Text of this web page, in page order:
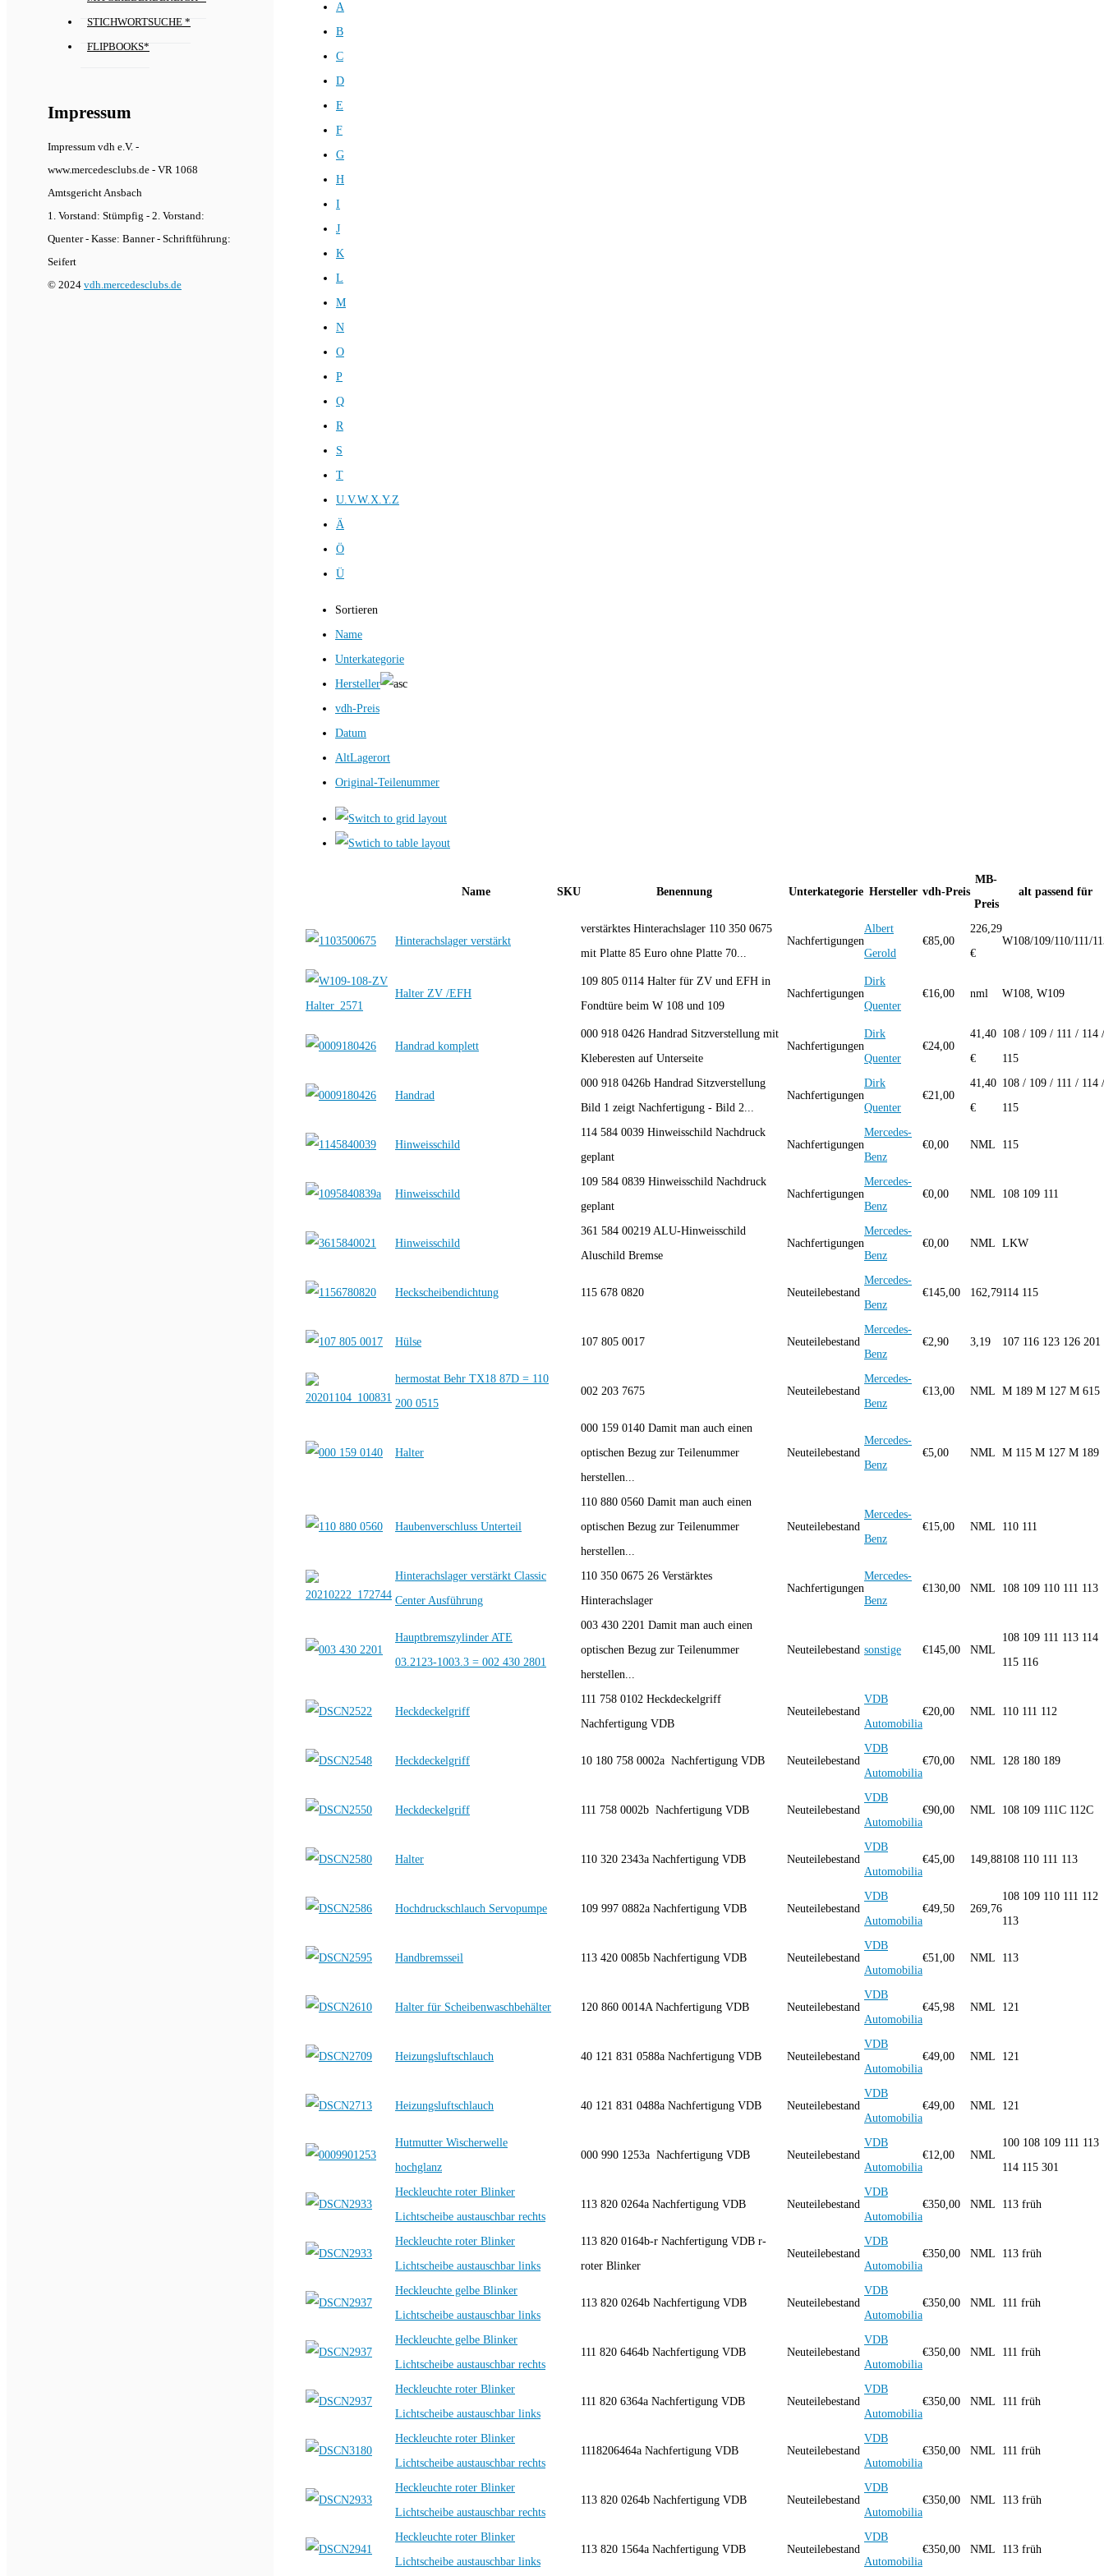
STICHWORTSUCHE *
FLIPBOOKS*
Impressum
Impressum vdh e.V. -
www.mercedesclubs.de - VR 1068
Amtsgericht Ansbach
1. Vorstand: Stümpfig - 2. Vorstand:
Quenter - Kasse: Banner - Schriftführung:
Seifert
© 2024 vdh.mercedesclubs.de
A
B
C
D
E
F
G
H
I
J
K
L
M
N
O
P
Q
R
S
T
U.V.W.X.Y.Z
Ä
Ö
Ü
Sortieren
Name
Unterkategorie
Hersteller
vdh-Preis
Datum
AltLagerort
Original-Teilenummer
Name SKU Benennung Unterkategorie Hersteller vdh-Preis
MB-
Preis
alt passend für
Hinterachslager verstärkt
verstärktes Hinterachslager 110 350 0675
mit Platte 85 Euro ohne Platte 70...
Nachfertigungen
Albert
Gerold
€85,00
226,29
€
W108/109/110/111/
Halter ZV /EFH
109 805 0114 Halter für ZV und EFH in
Fondtüre beim W 108 und 109
Nachfertigungen
Dirk
Quenter
€16,00 nml W108, W109
Handrad komplett
000 918 0426 Handrad Sitzverstellung mit
Kleberesten auf Unterseite
Nachfertigungen
Dirk
Quenter
€24,00
41,40
€
108 / 109 / 111 / 114 /
115
Handrad
000 918 0426b Handrad Sitzverstellung
Bild 1 zeigt Nachfertigung - Bild 2...
Nachfertigungen
Dirk
Quenter
€21,00
41,40
€
108 / 109 / 111 / 114 /
115
Hinweisschild
114 584 0039 Hinweisschild Nachdruck
geplant
Nachfertigungen
Mercedes-
Benz
€0,00 NML 115
Hinweisschild
109 584 0839 Hinweisschild Nachdruck
geplant
Nachfertigungen
Mercedes-
Benz
€0,00 NML 108 109 111
Hinweisschild
361 584 00219 ALU-Hinweisschild
Aluschild Bremse
Nachfertigungen
Mercedes-
Benz
€0,00 NML LKW
Heckscheibendichtung 115 678 0820 Neuteilebestand
Mercedes-
Benz
€145,00 162,79114 115
Hülse 107 805 0017 Neuteilebestand
Mercedes-
Benz
€2,90 3,19 107 116 123 126 201
hermostat Behr TX18 87D = 110
200 0515
002 203 7675 Neuteilebestand
Mercedes-
Benz
€13,00 NML M 189 M 127 M 615
Halter
000 159 0140 Damit man auch einen
optischen Bezug zur Teilenummer
herstellen...
Neuteilebestand
Mercedes-
Benz
€5,00 NML M 115 M 127 M 189
Haubenverschluss Unterteil
110 880 0560 Damit man auch einen
optischen Bezug zur Teilenummer
herstellen...
Neuteilebestand
Mercedes-
Benz
€15,00 NML 110 111
Hinterachslager verstärkt Classic
Center Ausführung
110 350 0675 26 Verstärktes
Hinterachslager
Nachfertigungen
Mercedes-
Benz
€130,00 NML 108 109 110 111 113
Hauptbremszylinder ATE
03.2123-1003.3 = 002 430 2801
003 430 2201 Damit man auch einen
optischen Bezug zur Teilenummer
herstellen...
Neuteilebestand sonstige €145,00 NML
108 109 111 113 114
115 116
Heckdeckelgriff
111 758 0102 Heckdeckelgriff
Nachfertigung VDB
Neuteilebestand
VDB
Automobilia
€20,00 NML 110 111 112
Heckdeckelgriff 10 180 758 0002a Nachfertigung VDB Neuteilebestand
VDB
Automobilia
€70,00 NML 128 180 189
Heckdeckelgriff 111 758 0002b Nachfertigung VDB Neuteilebestand
VDB
Automobilia
€90,00 NML 108 109 111C 112C
Halter 110 320 2343a Nachfertigung VDB Neuteilebestand
VDB
Automobilia
€45,00 149,88108 110 111 113
Hochdruckschlauch Servopumpe 109 997 0882a Nachfertigung VDB Neuteilebestand
VDB
Automobilia
€49,50 269,76
108 109 110 111 112
113
Handbremsseil 113 420 0085b Nachfertigung VDB Neuteilebestand
VDB
Automobilia
€51,00 NML 113
Halter für Scheibenwaschbehälter 120 860 0014A Nachfertigung VDB Neuteilebestand
VDB
Automobilia
€45,98 NML 121
Heizungsluftschlauch 40 121 831 0588a Nachfertigung VDB Neuteilebestand
VDB
Automobilia
€49,00 NML 121
Heizungsluftschlauch 40 121 831 0488a Nachfertigung VDB Neuteilebestand
VDB
Automobilia
€49,00 NML 121
Hutmutter Wischerwelle
hochglanz
000 990 1253a Nachfertigung VDB Neuteilebestand
VDB
Automobilia
€12,00 NML
100 108 109 111 113
114 115 301
Heckleuchte roter Blinker
Lichtscheibe austauschbar rechts
113 820 0264a Nachfertigung VDB Neuteilebestand
VDB
Automobilia
€350,00 NML 113 früh
Heckleuchte roter Blinker
Lichtscheibe austauschbar links
113 820 0164b-r Nachfertigung VDB r-
roter Blinker
Neuteilebestand
VDB
Automobilia
€350,00 NML 113 früh
Heckleuchte gelbe Blinker
Lichtscheibe austauschbar links
113 820 0264b Nachfertigung VDB Neuteilebestand
VDB
Automobilia
€350,00 NML 111 früh
Heckleuchte gelbe Blinker
Lichtscheibe austauschbar rechts
111 820 6464b Nachfertigung VDB Neuteilebestand
VDB
Automobilia
€350,00 NML 111 früh
Heckleuchte roter Blinker
Lichtscheibe austauschbar links
111 820 6364a Nachfertigung VDB Neuteilebestand
VDB
Automobilia
€350,00 NML 111 früh
Heckleuchte roter Blinker
Lichtscheibe austauschbar rechts
1118206464a Nachfertigung VDB Neuteilebestand
VDB
Automobilia
€350,00 NML 111 früh
Heckleuchte roter Blinker
Lichtscheibe austauschbar rechts
113 820 0264b Nachfertigung VDB Neuteilebestand
VDB
Automobilia
€350,00 NML 113 früh
Heckleuchte roter Blinker
Lichtscheibe austauschbar links
113 820 1564a Nachfertigung VDB Neuteilebestand
VDB
Automobilia
€350,00 NML 113 früh